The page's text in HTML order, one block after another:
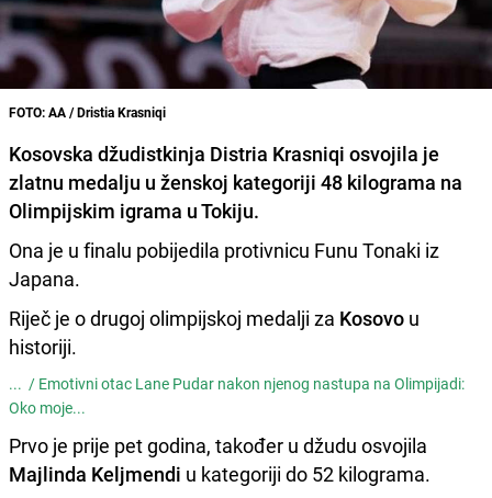
FOTO: AA / Dristia Krasniqi
Kosovska džudistkinja Distria Krasniqi osvojila je
zlatnu medalju u ženskoj kategoriji 48 kilograma na
Olimpijskim igrama u Tokiju.
Ona je u finalu pobijedila protivnicu Funu Tonaki iz
Japana.
Riječ je o drugoj olimpijskoj medalji za Kosovo u
historiji.
... / Emotivni otac Lane Pudar nakon njenog nastupa na Olimpijadi:
Oko moje...
Prvo je prije pet godina, također u džudu osvojila
Majlinda Keljmendi u kategoriji do 52 kilograma.